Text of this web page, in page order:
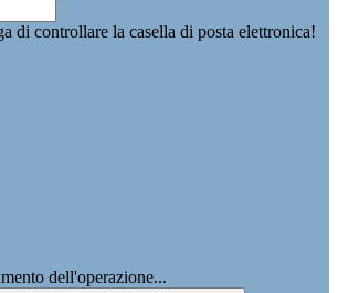
di controllare la casella di posta elettronica!
dell'operazione...